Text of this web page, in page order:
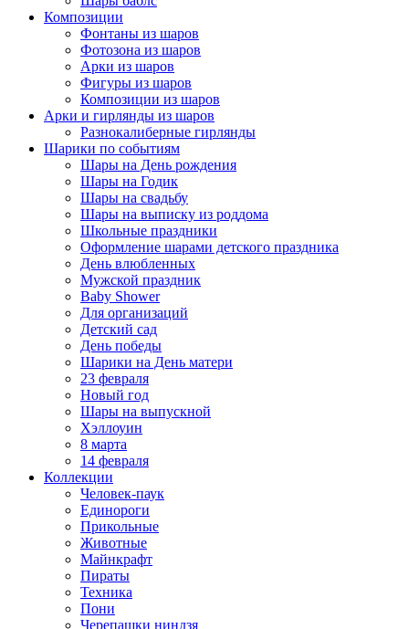
Композиции
Фонтаны из шаров
Фотозона из шаров
Арки из шаров
Фигуры из шаров
Композиции из шаров
Арки и гирлянды из шаров
Разнокалиберные гирлянды
Шарики по событиям
Шары на День рождения
Шары на Годик
Шары на свадьбу
Шары на выписку из роддома
Школьные праздники
Оформление шарами детского праздника
День влюбленных
Мужской праздник
Baby Shower
Для организаций
Детский сад
День победы
Шарики на День матери
23 февраля
Новый год
Шары на выпускной
Хэллоуин
8 марта
14 февраля
Коллекции
Человек-паук
Единороги
Прикольные
Животные
Майнкрафт
Пираты
Техника
Пони
Черепашки ниндзя